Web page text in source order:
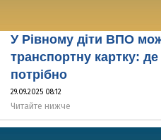
У Рівному діти ВПО
транспортну картку:
потрібно
29.09.2025 08:12
Читайте нижче